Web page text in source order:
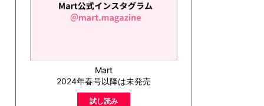
Mart
2024年春号以降は未発売
試し読み